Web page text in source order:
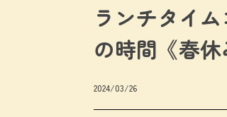
ランチタイ
の時間《春
2024/03/26